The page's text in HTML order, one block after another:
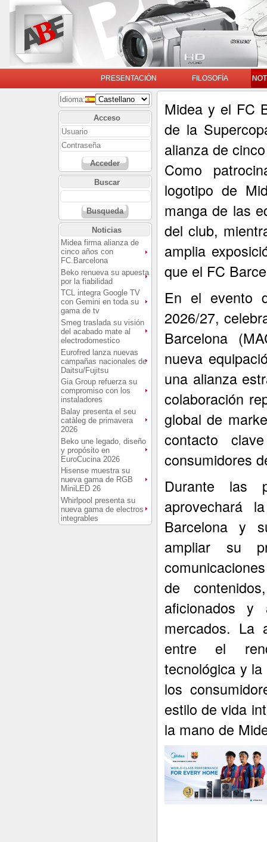
PRESENTACIÓN FILOSOFÍA
Idioma:
Acceso
Acceder
Buscar
Busqueda
Noticias
Midea firma alianza de
cinco años con
FC.Barcelona
Beko renueva su apuesta
por la fiabilidad
TCL integra Google TV
con Gemini en toda su
gama de tv
Smeg traslada su visión
del acabado mate al
electrodomestico
Eurofred lanza nuevas
campañas nacionales de
Daitsu/Fujitsu
Gia Group refuerza su
compromiso con los
instaladores
Balay presenta el seu
catàleg de primavera
2026
Beko une legado, diseño
y propósito en
EuroCucina 2026
Hisense muestra su
nueva gama de RGB
MiniLED 26
Whirlpool presenta su
nueva gama de electros
integrables
Midea y el FC
de la
alianza de
Como
logotipo de
manga de las
del club,
amplia
que el FC
En el evento
2026/27,
Barcelona
nueva
una alianza
colaboración
global de
contacto
consumidores
Durante las
aprovechará
Barcelona y
ampliar su
de
aficionados y
mercados. La
entre el
tecnológica y
los
estilo de vida
la mano de